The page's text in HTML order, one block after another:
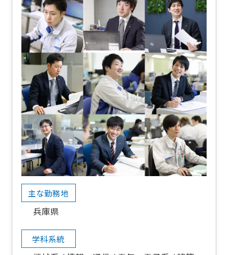
主な勤務地
兵庫県
学科系統